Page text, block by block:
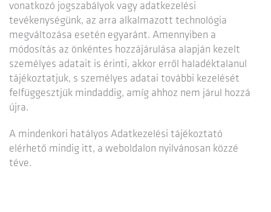
vonatkozó jogszabályok vagy adatkezelési
tevékenységünk, az arra alkalmazott technológia
megváltozása esetén egyaránt. Amennyiben a
módosítás az önkéntes hozzájárulása alapján kezelt
személyes adatait is érinti, akkor erről haladéktalanul
tájékoztatjuk, s személyes adatai további kezelését
felfüggesztjük mindaddig, amíg ahhoz nem járul hozzá
újra.
A mindenkori hatályos Adatkezelési tájékoztató
elérhető mindig itt, a weboldalon nyilvánosan közzé
téve.